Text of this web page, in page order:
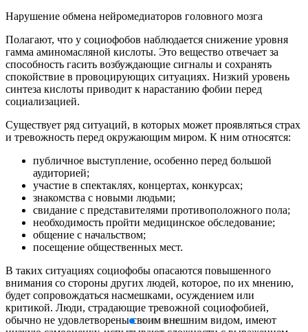
Нарушение обмена нейромедиаторов головного мозга
Полагают, что у социофобов наблюдается снижение уровня
гамма аминомасляной кислоты. Это вещество отвечает за
способность гасить возбуждающие сигналы и сохранять
спокойствие в провоцирующих ситуациях. Низкий уровень
синтеза кислоты приводит к нарастанию фобии перед
социализацией.
Существует ряд ситуаций, в которых может проявляться страх
и тревожность перед окружающим миром. К ним относятся:
публичное выступление, особенно перед большой
аудиторией;
участие в спектаклях, концертах, конкурсах;
знакомства с новыми людьми;
свидание с представителями противоположного пола;
необходимость пройти медицинское обследование;
общение с начальством;
посещение общественных мест.
В таких ситуациях социофобы опасаются повышенного
внимания со стороны других людей, которое, по их мнению,
будет сопровождаться насмешками, осуждением или
критикой. Люди, страдающие тревожной социофобией,
обычно не удовлетворены своим внешним видом, имеют